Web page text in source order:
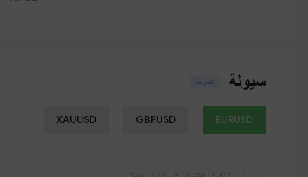
سيولة عمومًا
EURUSD
GBPUSD
XAUUSD